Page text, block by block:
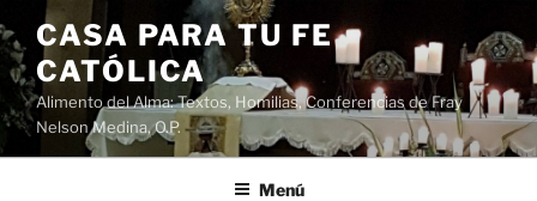
Saltar
al
contenido
CASA PARA TU FE
CATÓLICA
Alimento del Alma: Textos, Homilias, Conferencias de Fray
Nelson Medina, O.P.
Menú